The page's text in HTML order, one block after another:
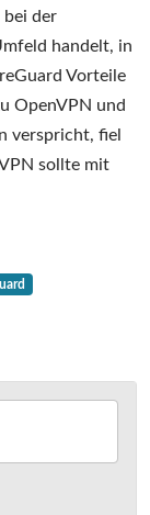
bei der
handelt, in
Vorteile
OpenVPN und
verspricht, fiel
sollte mit